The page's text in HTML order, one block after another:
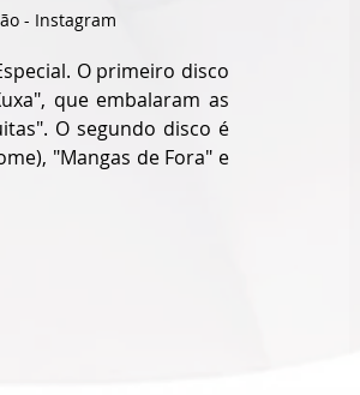
- Instagram
O primeiro disco
que embalaram as
O segundo disco é
"Mangas de Fora" e